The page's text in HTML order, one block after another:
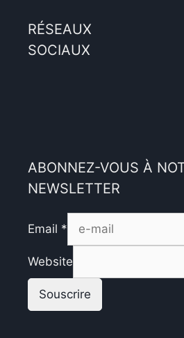
RÉSEAUX
SOCIAUX
ABONNEZ-VOUS À
NEWSLETTER
Email *
Website
Souscrire